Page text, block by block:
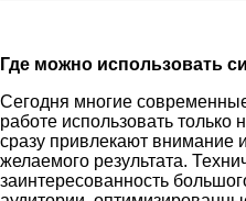
Где можно использовать
Сегодня многие
работе использовать
сразу привлекают внимание
желаемого результата.
заинтересованность